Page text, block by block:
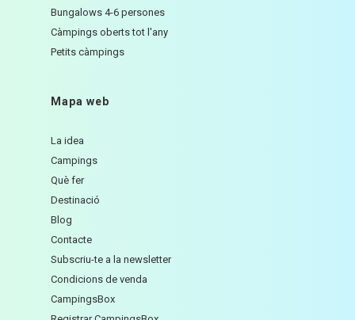
Bungalows 4-6 persones
Càmpings oberts tot l'any
Petits càmpings
Mapa web
La idea
Campings
Què fer
Destinació
Blog
Contacte
Subscriu-te a la newsletter
Condicions de venda
CampingsBox